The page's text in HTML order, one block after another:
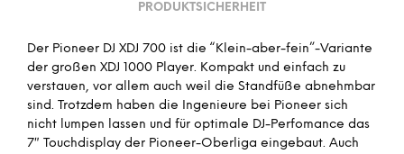
PRODUKTSICHERHEIT
Der Pioneer DJ XDJ 700 ist die “Klein-aber-fein”-Variante
der großen XDJ 1000 Player. Kompakt und einfach zu
verstauen, vor allem auch weil die Standfüße abnehmbar
sind. Trotzdem haben die Ingenieure bei Pioneer sich
nicht lumpen lassen und für optimale DJ-Perfomance das
7″ Touchdisplay der Pioneer-Oberliga eingebaut. Auch